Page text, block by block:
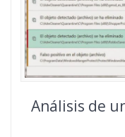
Análisis de